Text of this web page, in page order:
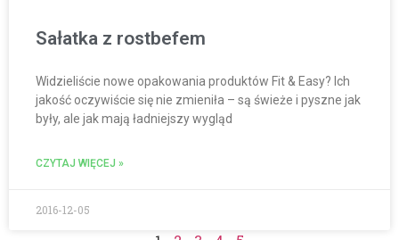
Sałatka z rostbefem
Widzieliście nowe opakowania produktów Fit & Easy? Ich
jakość oczywiście się nie zmieniła – są świeże i pyszne jak
były, ale jak mają ładniejszy wygląd
CZYTAJ WIĘCEJ »
2016-12-05